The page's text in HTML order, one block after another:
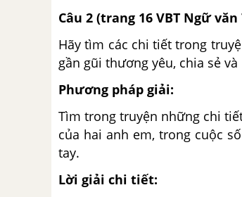
Câu 2 (trang 16 VBT Ngữ văn
Hãy tìm các chi tiết trong
gần gũi thương yêu, chia sẻ
Phương pháp giải:
Tìm trong truyện những chi
của hai anh em, trong cuộc
tay.
Lời giải chi tiết: